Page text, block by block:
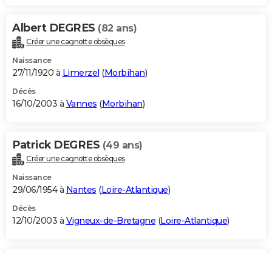
Albert DEGRES (82 ans)
Créer une cagnotte obsèques
Naissance
27/11/1920 à Limerzel (Morbihan)
Décès
16/10/2003 à Vannes (Morbihan)
Patrick DEGRES (49 ans)
Créer une cagnotte obsèques
Naissance
29/06/1954 à Nantes (Loire-Atlantique)
Décès
12/10/2003 à Vigneux-de-Bretagne (Loire-Atlantique)